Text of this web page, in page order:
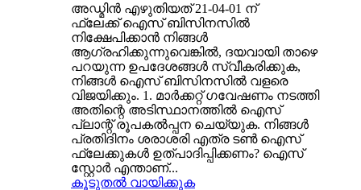
അഡ്മിൻ എഴുതിയത് 21-04-01 ന്
ഫ്ലേക്ക് ഐസ് ബിസിനസിൽ
നിക്ഷേപിക്കാൻ നിങ്ങൾ
ആഗ്രഹിക്കുന്നുവെങ്കിൽ, ദയവായി താഴെ
പറയുന്ന ഉപദേശങ്ങൾ സ്വീകരിക്കുക,
നിങ്ങൾ ഐസ് ബിസിനസിൽ വളരെ
വിജയിക്കും. 1. മാർക്കറ്റ് ഗവേഷണം നടത്തി
അതിന്റെ അടിസ്ഥാനത്തിൽ ഐസ്
പ്ലാന്റ് രൂപകൽപ്പന ചെയ്യുക. നിങ്ങൾ
പ്രതിദിനം ശരാശരി എത്ര ടൺ ഐസ്
ഫ്ലേക്കുകൾ ഉത്പാദിപ്പിക്കണം? ഐസ്
സ്റ്റോർ എന്താണ്...
കൂടുതൽ വായിക്കുക